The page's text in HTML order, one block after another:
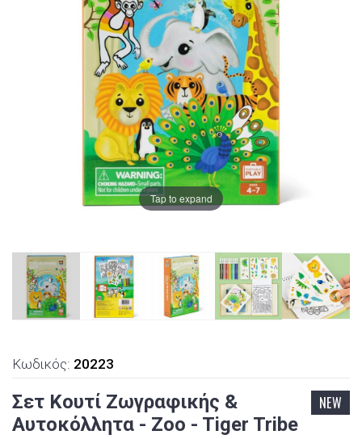
Tap to expand
Κωδικός: 20223
Σετ Κουτί Ζωγραφικής &
Αυτοκόλλητα - Zoo - Tiger Tribe
NEW